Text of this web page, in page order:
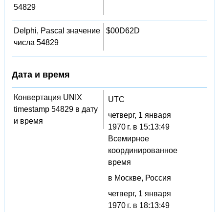
54829
Delphi, Pascal значение
числа 54829
$00D62D
Дата и время
Конвертация UNIX
timestamp 54829 в дату
и время
UTC
четверг, 1 января
1970 г. в 15:13:49
Всемирное
координированное
время
в Москве, Россия
четверг, 1 января
1970 г. в 18:13:49